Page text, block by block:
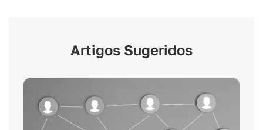
Artigos Sugeridos